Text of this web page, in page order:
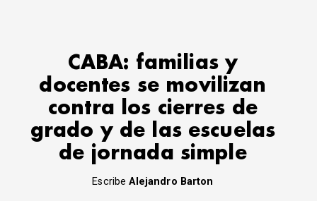
CABA: familias y
docentes se movilizan
contra los cierres de
grado y de las escuelas
de jornada simple
EscribeAlejandro Barton